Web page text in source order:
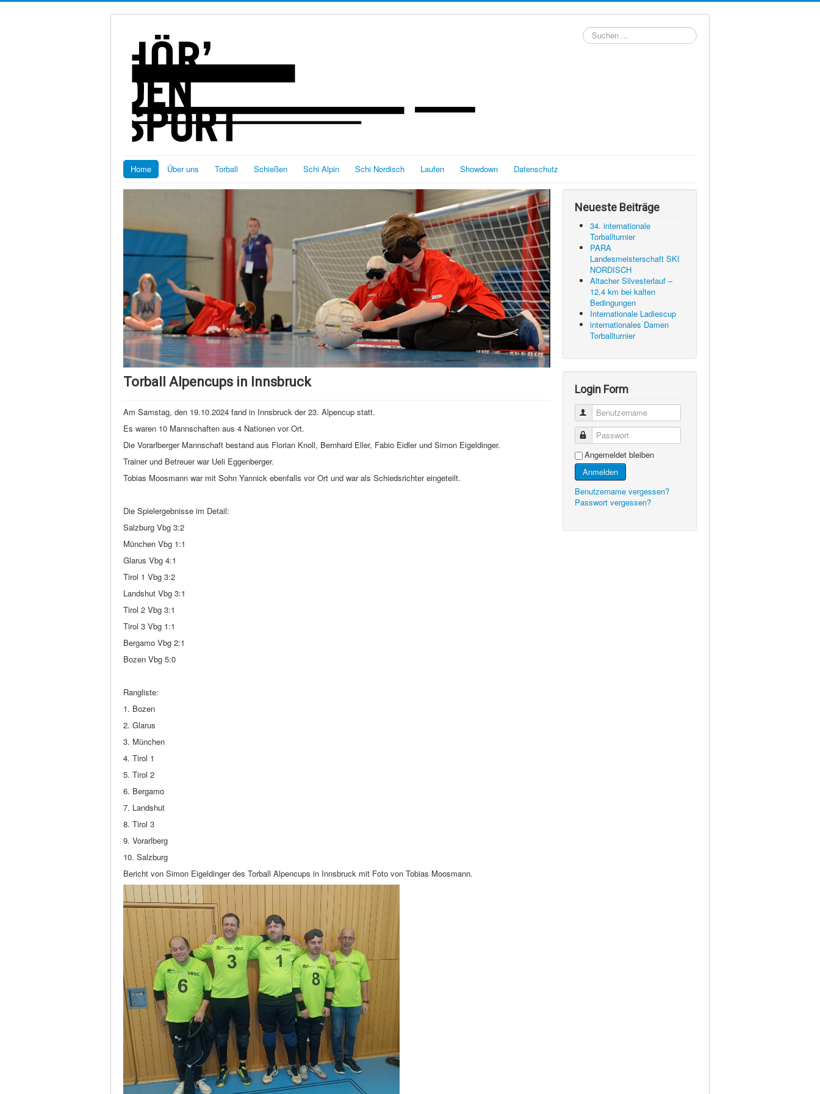
Suchen
...
Home Über uns Torball Schießen Schi Alpin Schi Nordisch Laufen Showdown Datenschutz
Torball Alpencups in Innsbruck
Am Samstag, den 19.10.2024 fand in Innsbruck der 23. Alpencup statt.
Es waren 10 Mannschaften aus 4 Nationen vor Ort.
Die Vorarlberger Mannschaft bestand aus Florian Knoll, Bernhard Eller, Fabio Eidler und Simon Eigeldinger.
Trainer und Betreuer war Ueli Eggenberger.
Tobias Moosmann war mit Sohn Yannick ebenfalls vor Ort und war als Schiedsrichter eingeteilt.
Die Spielergebnisse im Detail:
Salzburg Vbg 3:2
München Vbg 1:1
Glarus Vbg 4:1
Tirol 1 Vbg 3:2
Landshut Vbg 3:1
Tirol 2 Vbg 3:1
Tirol 3 Vbg 1:1
Bergamo Vbg 2:1
Bozen Vbg 5:0
Rangliste:
1. Bozen
2. Glarus
3. München
4. Tirol 1
5. Tirol 2
6. Bergamo
7. Landshut
8. Tirol 3
9. Vorarlberg
10. Salzburg
Bericht von Simon Eigeldinger des Torball Alpencups in Innsbruck mit Foto von Tobias Moosmann.
Neueste Beiträge
34. internationale
Torballturnier
PARA
Landesmeisterschaft SKI
NORDISCH
Altacher Silvesterlauf –
12,4 km bei kalten
Bedingungen
Internationale Ladiescup
internationales Damen
Torballturnier
Login Form
Benutzername
Passwort
Angemeldet bleiben
Anmelden
Benutzername vergessen?
Passwort vergessen?